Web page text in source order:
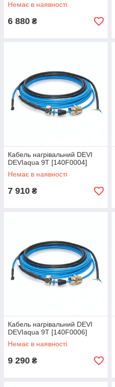
Немає в наявності
6 880 ₴
Кабель нагрівальний DEVI
DEVIaqua 9T [140F0004]
Немає в наявності
7 910 ₴
Кабель нагрівальний DEVI
DEVIaqua 9T [140F0006]
Немає в наявності
9 290 ₴